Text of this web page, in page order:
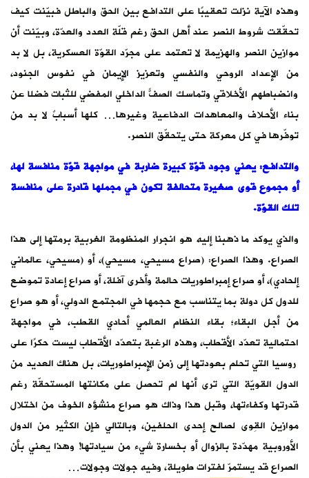
وهذه الآية نزلت تعقيبًا على التدافع بين الحق والباطل فبيّنت كيف
تحقّقت شروط النصر عند أهل الحق رغم قلّة العدد والعدّة، وبيّنت أن
موازين النصر والهزيمة لا تعتمد على مجرّد القوّة العسكرية، بل لا بد
من الإعداد الروحي والنفسي وتعزيز الإيمان في نفوس الجنود،
وانضباطهم الأخلاقي وتماسك الصفّ الداخلي المفضي للثبات فضلًا عن
بناء الأحلاف والمعاهدات الدفاعية وغيرها… كلها أسبابٌ لا بد من
توفّرها في كل معركة حتى يتحقّق النصر.
والتدافع: يعني وجود قوّة كبيرة ضاربة في مواجهة قوّة منافسة لها،
أو مجموع قوى صغيرة متحالفة تكون في مجملها قادرة على منافسة
تلك القوّة.
والذي يوكد ما ذهبنا إليه هو انجرار المنظومة الغربية برمتها إلى هذا
الصراع. وهذا الصراع: (صراع مسيحي، مسيحي)، أو (مسيحي، عالماني
إلحادي)، أو صراع إمبراطوريات حالمة وأخرى آفلة، أو صراع إعادة تموضع
للدول كل دولة بما يتناسب مع حجمها في المجتمع الدولي، أو هو صراع
من أجل البقاء؛ بقاء النظام العالمي أحادي القطب، في مواجهة
احتمالية تعدّد الأقطاب، وهذه الرغبة بتعدّد الأقطاب ليست حكرًا على
روسيا التي تحلم بعودتها إلى زمن الإمبراطوريات، بل هناك العديد من
الدول القويّة التي ترى أنها لم تحصل على مكانتها المستحقّة رغم
قدرتها وكفاءتها، وقبل هذا وذاك هو صراع منشؤه الخوف من اختلال
موازين القِوى لصالح إحدى الحلفين، وبالتالي فإن الكثير من الدول
الأوروبية مهدّدة بالزوال أو بخسارة شيء من سيادتها! وهذا يعني بأن
الصراع قد يستمرّ لفترات طويلة، وفيه جولات وجولات…